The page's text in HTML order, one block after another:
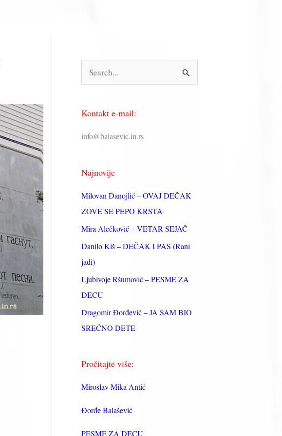
р
т
а
з
а
Kontakt e-mail:
info@balasevic.in.rs
Najnovije
Milovan Danojlić – OVAJ DEČAK
ZOVE SE PEPO KRSTA
Mira Alečković – VETAR SEJAČ
Danilo Kiš – DEČAK I PAS (Rani
jadi)
Ljubivoje Ršumović – PESME ZA
DECU
Dragomir Đorđević – JA SAM BIO
SREĆNO DETE
Pročitajte više:
Miroslav Mika Antić
Đorđe Balašević
PESME ZA DECU